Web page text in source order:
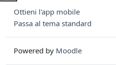
Ottieni l'app mobile
Passa al tema standard
Powered by Moodle